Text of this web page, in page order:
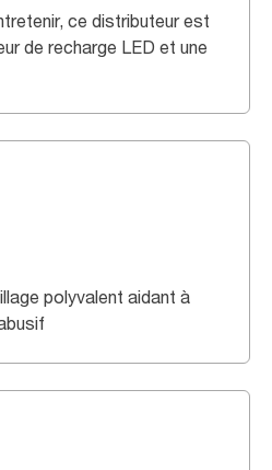
ce distributeur est
de recharge LED et une
polyvalent aidant à